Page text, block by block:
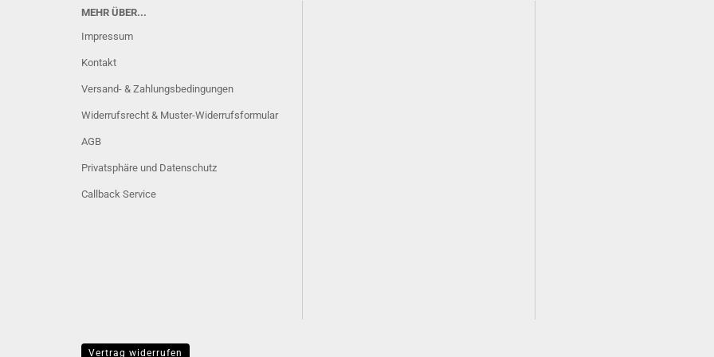
MEHR ÜBER...
Impressum
Kontakt
Versand- & Zahlungsbedingungen
Widerrufsrecht & Muster-Widerrufsformular
AGB
Privatsphäre und Datenschutz
Callback Service
Vertrag widerrufen